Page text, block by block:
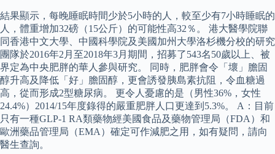
結果顯示，每晚睡眠時間少於5小時的人，較至少有7小時睡眠的
人，體重增加32磅（15公斤）的可能性高32％。 港大醫學院聯
同香港中文大學、中國科學院及美國加州大學洛杉機分校的研究
團隊於2016年2月至2018年3月期間，招募了543名50歲以上、被
界定為中央肥胖的華人參與研究。 同時，肥胖會令「壞」膽固
醇升高及降低「好」膽固醇，更會誘發胰島素抗阻，令血糖過
高，從而形成2型糖尿病。 更令人憂慮的是（男性36%，女性
24.4%）2014/15年度錄得的嚴重肥胖人口更達到5.3%。 A：目前
只有一種GLP-1 RA類藥物經美國食品及藥物管理局（FDA）和
歐洲藥品管理局（EMA）確定可作減肥之用，如有疑問，請向
醫生查詢。